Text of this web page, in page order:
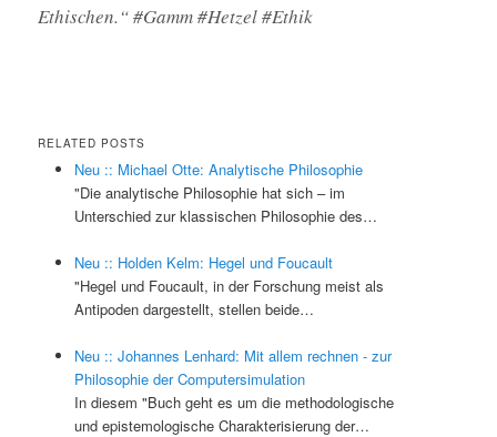
Ethischen.“ #Gamm #Hetzel #Ethik
RELATED POSTS
Neu :: Michael Otte: Analytische Philosophie
"Die analytische Philosophie hat sich – im
Unterschied zur klassischen Philosophie des…
Neu :: Holden Kelm: Hegel und Foucault
"Hegel und Foucault, in der Forschung meist als
Antipoden dargestellt, stellen beide…
Neu :: Johannes Lenhard: Mit allem rechnen - zur
Philosophie der Computersimulation
In diesem "Buch geht es um die methodologische
und epistemologische Charakterisierung der…